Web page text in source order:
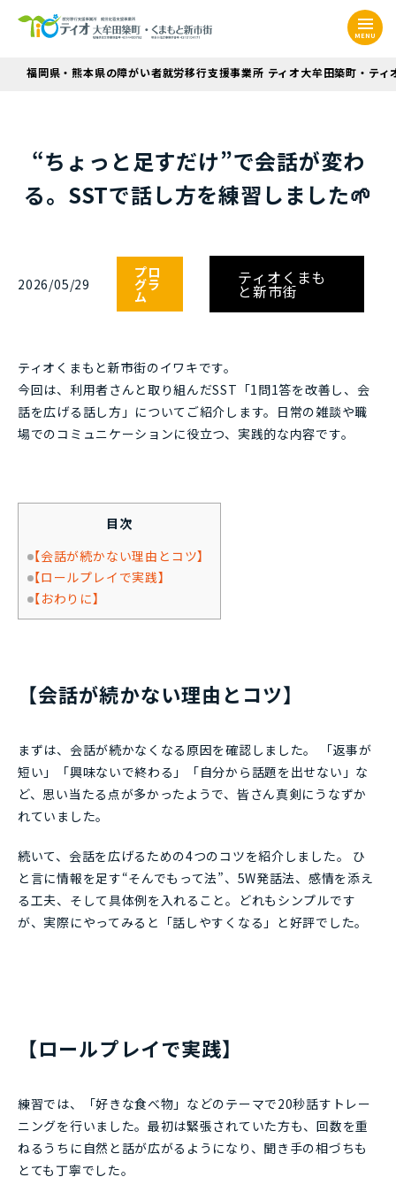
MENU
福岡県・熊本県の障がい者就労移行支援事業所 ティオ大牟田築町・ティ
“ちょっと足すだけ”で会話が変わ
る。SSTで話し方を練習しました🌱
2026/05/29
プロ
グラ
ム
ティオくまも
と新市街
ティオくまもと新市街のイワキです。
今回は、利用者さんと取り組んだSST「1問1答を改善し、会
話を広げる話し方」についてご紹介します。日常の雑談や職
場でのコミュニケーションに役立つ、実践的な内容です。
目次
【会話が続かない理由とコツ】
【ロールプレイで実践】
【おわりに】
【会話が続かない理由とコツ】
まずは、会話が続かなくなる原因を確認しました。 「返事が
短い」「興味ないで終わる」「自分から話題を出せない」な
ど、思い当たる点が多かったようで、皆さん真剣にうなずか
れていました。
続いて、会話を広げるための4つのコツを紹介しました。 ひ
と言に情報を足す“そんでもって法”、5W発話法、感情を添え
る工夫、そして具体例を入れること。どれもシンプルです
が、実際にやってみると「話しやすくなる」と好評でした。
【ロールプレイで実践】
練習では、「好きな食べ物」などのテーマで20秒話すトレー
ニングを行いました。最初は緊張されていた方も、回数を重
ねるうちに自然と話が広がるようになり、聞き手の相づちも
とても丁寧でした。